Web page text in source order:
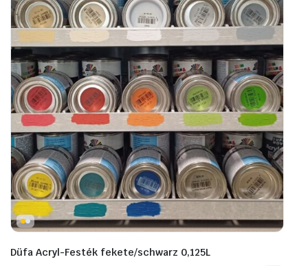
Düfa Acryl-Festék fekete/schwarz 0,125L